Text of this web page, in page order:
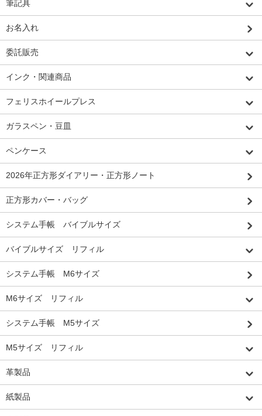
筆記具
お名入れ
委託販売
インク・関連商品
フェリスホイールプレス
ガラスペン・豆皿
ペンケース
2026年正方形ダイアリー・正方形ノート
正方形カバー・バッグ
システム手帳 バイブルサイズ
バイブルサイズ リフィル
システム手帳 M6サイズ
M6サイズ リフィル
システム手帳 M5サイズ
M5サイズ リフィル
革製品
紙製品